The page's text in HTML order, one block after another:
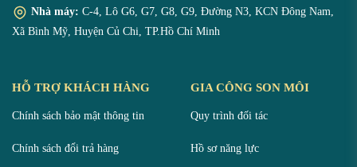
Nhà máy: C-4, Lô G6, G7, G8, G9, Đường N3, KCN Đông Nam,
Xã Bình Mỹ, Huyện Củ Chi, TP.Hồ Chí Minh
HỖ TRỢ KHÁCH HÀNG
Chính sách bảo mật thông tin
Chính sách đổi trả hàng
GIA CÔNG SON MÔI
Quy trình đối tác
Hồ sơ năng lực